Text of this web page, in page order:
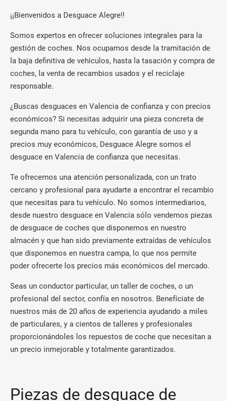
¡¡Bienvenidos a Desguace Alegre!!
Somos expertos en ofrecer soluciones integrales para la
gestión de coches. Nos ocupamos desde la tramitación de
la baja definitiva de vehículos, hasta la tasación y compra de
coches, la venta de recambios usados y el reciclaje
responsable.
¿Buscas desguaces en Valencia de confianza y con precios
económicos? Si necesitas adquirir una pieza concreta de
segunda mano para tu vehículo, con garantía de uso y a
precios muy económicos, Desguace Alegre somos el
desguace en Valencia de confianza que necesitas.
Te ofrecemos una atención personalizada, con un trato
cercano y profesional para ayudarte a encontrar el recambio
que necesitas para tu vehículo. No somos intermediarios,
desde nuestro desguace en Valencia sólo vendemos piezas
de desguace de coches que disponemos en nuestro
almacén y que han sido previamente extraídas de vehículos
que disponemos en nuestra campa, lo que nos permite
poder ofrecerte los precios más económicos del mercado.
Seas un conductor particular, un taller de coches, o un
profesional del sector, confía en nosotros. Benefíciate de
nuestros más de 20 años de experiencia ayudando a miles
de particulares, y a cientos de talleres y profesionales
proporcionándoles los repuestos de coche que necesitan a
un precio inmejorable y totalmente garantizados.
Piezas de desguace de